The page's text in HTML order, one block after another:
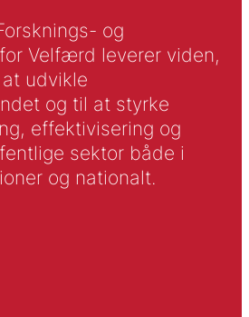
og
Velfærd leverer viden,
udvikle
og til at styrke
effektivisering og
sektor både i
og nationalt.